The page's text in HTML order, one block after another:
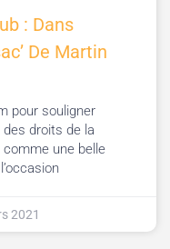
: Dans
De Martin
pour souligner
droits de la
une belle
2021